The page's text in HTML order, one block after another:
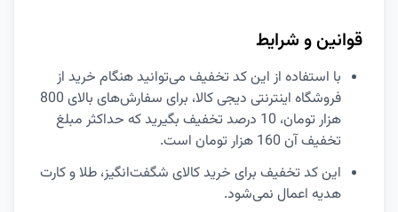
قوانین و شرایط
با استفاده از این کد تخفیف می‌توانید هنگام خرید از
فروشگاه اینترنتی دیجی کالا، برای سفارش‌های بالای 800
هزار تومان، 10 درصد تخفیف بگیرید که حداکثر مبلغ
تخفیف آن 160 هزار تومان است.
این کد تخفیف برای خرید کالای شگفت‌انگیز، طلا و کارت
هدیه اعمال نمی‌شود.